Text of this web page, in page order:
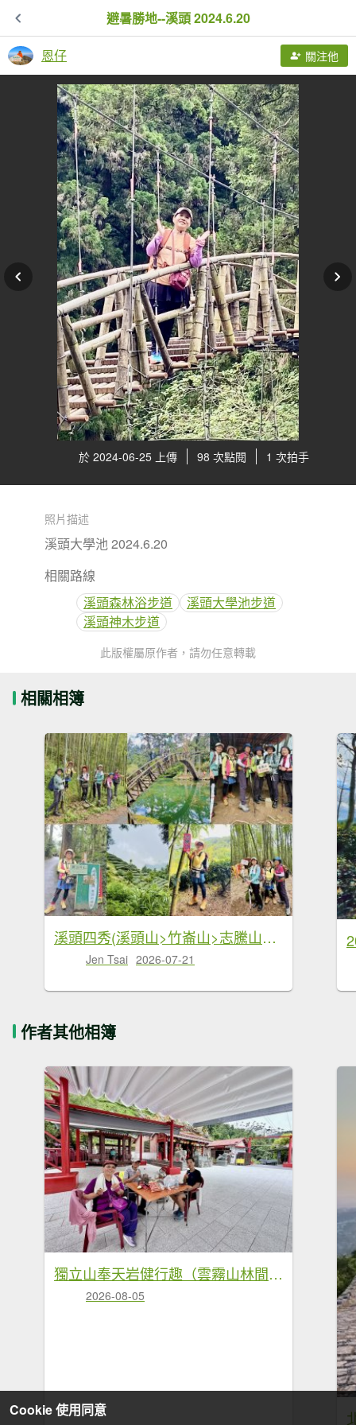
避暑勝地--溪頭 2024.6.20
恩仔 關注他
於 2024-06-25 上傳 98 次點閱 1 次拍手
照片描述
溪頭大學池 2024.6.20
相關路線
溪頭森林浴步道
溪頭大學池步道
溪頭神木步道
此版權屬原作者，請勿任意轉載
相關相簿
溪頭四秀(溪頭山>竹崙山>志騰山>快活林)走訪溪頭 訪好久不見的大學池
Jen Tsai 2026-07-21
作者其他相簿
獨立山奉天岩健行趣（雲霧山林間的悠閒時光） 2026.7.30
2026-08-05
Cookie 使用同意